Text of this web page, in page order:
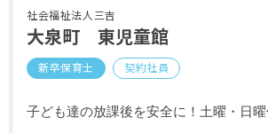
社会福祉法人三吉
大泉町 東児童館
新卒保育士 契約社員
子ども達の放課後を安全に！土曜・日